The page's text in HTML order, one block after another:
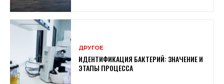
ДРУГОЕ
ИДЕНТИФИКАЦИЯ БАКТЕРИЙ: ЗНАЧЕНИЕ И
ЭТАПЫ ПРОЦЕССА